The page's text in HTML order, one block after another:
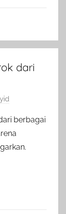
dari
berbagai